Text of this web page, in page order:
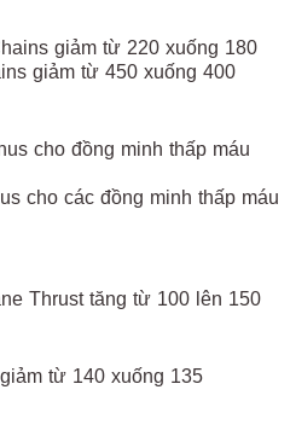
giảm từ 220 xuống 180
giảm từ 450 xuống 400
cho đồng minh thấp máu
cho các đồng minh thấp máu
Thrust tăng từ 100 lên 150
từ 140 xuống 135